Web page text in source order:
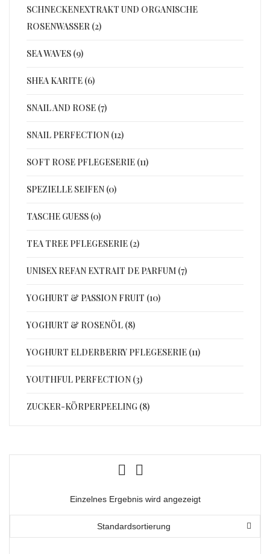
SCHNECKENEXTRAKT UND ORGANISCHE
ROSENWASSER (2)
SEA WAVES (9)
SHEA KARITE (6)
SNAIL AND ROSE (7)
SNAIL PERFECTION (12)
SOFT ROSE PFLEGESERIE (11)
SPEZIELLE SEIFEN (0)
TASCHE GUESS (0)
TEA TREE PFLEGESERIE (2)
UNISEX REFAN EXTRAIT DE PARFUM (7)
YOGHURT & PASSION FRUIT (10)
YOGHURT & ROSENÖL (8)
YOGHURT ELDERBERRY PFLEGESERIE (11)
YOUTHFUL PERFECTION (3)
ZUCKER-KÖRPERPEELING (8)
Einzelnes Ergebnis wird angezeigt
Standardsortierung